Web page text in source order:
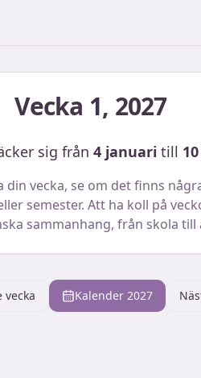
Vecka 1, 2027
sig från 4 januari till
din vecka, se om det finns
semester. Att ha koll på
sammanhang, från skola till
vecka Kalender 2027